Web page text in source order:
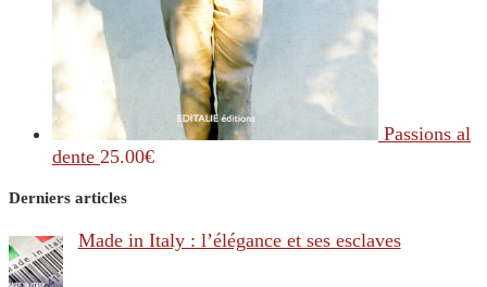
Passions al
dente 25.00€
Derniers articles
Made in Italy : l’élégance et ses esclaves